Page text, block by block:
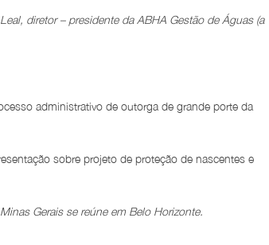
diretor – presidente da ABHA Gestão de Águas (a
administrativo de outorga de grande porte da
sobre projeto de proteção de nascentes e
Gerais se reúne em Belo Horizonte.